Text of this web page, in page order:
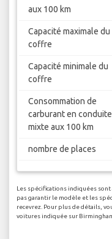
aux 100 km
Capacité maximale du
coffre
Capacité minimale du
coffre
Consommation de
carburant en conduite
mixte aux 100 km
nombre de places
Les spécifications indiquées
pas garantir le modèle et les
recevrez. Pour plus de détails,
voitures indiquée sur